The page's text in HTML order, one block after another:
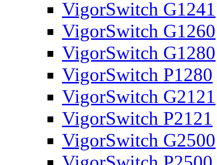
VigorSwitch G1241
VigorSwitch G1260
VigorSwitch G1280
VigorSwitch P1280
VigorSwitch G2121
VigorSwitch P2121
VigorSwitch G2500